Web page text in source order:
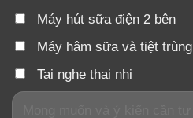
Máy hút sữa điện 2 bên
Máy hâm sữa và tiệt trùng
Tai nghe thai nhi